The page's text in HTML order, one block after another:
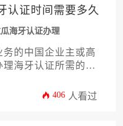
认证时间需要多久
海牙认证办理
的中国企业主或高
海牙认证所需的时
流程到加急服务选
406 人看过